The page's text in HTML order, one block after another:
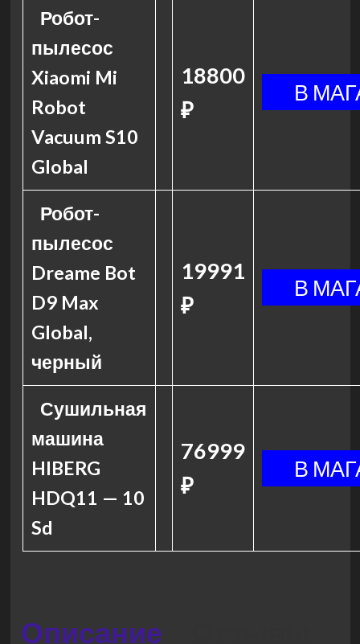
Робот-
пылесос
Xiaomi Mi
Robot
Vacuum S10
Global
18800
₽
Робот-
пылесос
Dreame Bot
D9 Max
Global,
черный
19991
₽
Сушильная
машина
HIBERG
HDQ11 — 10
Sd
76999
₽
Описание